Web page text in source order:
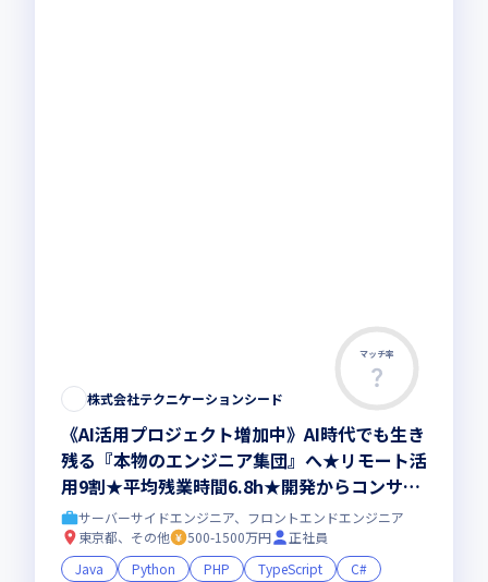
マッチ率
株式会社テクニケーションシード
《AI活用プロジェクト増加中》AI時代でも生き
残る『本物のエンジニア集団』へ★リモート活
用9割★平均残業時間6.8h★開発からコンサル
領域まで、一気通貫でキャリアを作りたいあな
たにオススメの環境です！
サーバーサイドエンジニア、フロントエンドエンジニア
東京都、その他
500-1500万円
正社員
Java
Python PHP TypeScript
C#